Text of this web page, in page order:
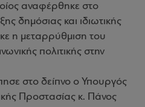
αναφέρθηκε στο
δημόσιας και ιδιωτικής
η μεταρρύθμιση του
πολιτικής στην
στο δείπνο ο Υπουργός
Προστασίας κ. Πάνος